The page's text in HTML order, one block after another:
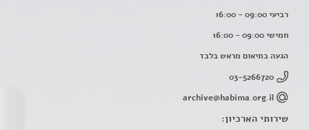
רביעי 09:00 - 16:00
חמישי 09:00 - 16:00
הגעה בתיאום מראש בלבד
03-5266720
archive@habima.org.il
שירותי הארכיון: